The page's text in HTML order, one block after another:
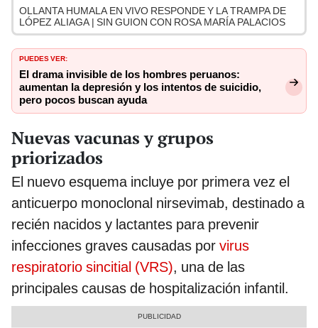
OLLANTA HUMALA EN VIVO RESPONDE Y LA TRAMPA DE
LÓPEZ ALIAGA | SIN GUION CON ROSA MARÍA PALACIOS
PUEDES VER:
El drama invisible de los hombres peruanos:
aumentan la depresión y los intentos de suicidio,
pero pocos buscan ayuda
Nuevas vacunas y grupos
priorizados
El nuevo esquema incluye por primera vez el
anticuerpo monoclonal nirsevimab, destinado a
recién nacidos y lactantes para prevenir
infecciones graves causadas por virus
respiratorio sincitial (VRS), una de las
principales causas de hospitalización infantil.